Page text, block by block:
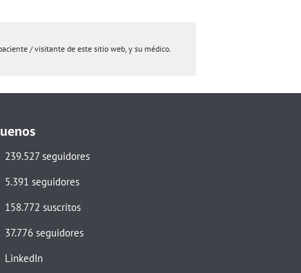
/ visitante de este sitio web, y su médico.
239.527 seguidores
5.391 seguidores
158.772 suscritos
37.776 seguidores
LinkedIn